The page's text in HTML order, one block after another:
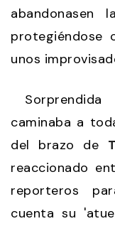
protegiéndose
unos
caminaba a
del brazo de
reaccionado
reporteros
cuenta su